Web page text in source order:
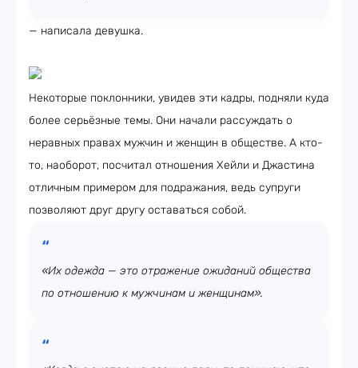
— написала девушка.
Некоторые поклонники, увидев эти кадры, подняли куда
более серьёзные темы. Они начали рассуждать о
неравных правах мужчин и женщин в обществе. А кто-
то, наоборот, посчитал отношения Хейли и Джастина
отличным примером для подражания, ведь супруги
позволяют друг другу оставаться собой.
«Их одежда — это отражение ожиданий общества
по отношению к мужчинам и женщинам».